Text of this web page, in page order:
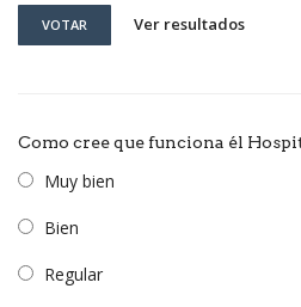
VOTAR Ver resultados
Como cree que funciona él
Muy bien
Bien
Regular